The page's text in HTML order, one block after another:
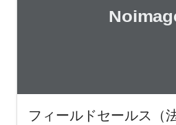
フィールドセールス（